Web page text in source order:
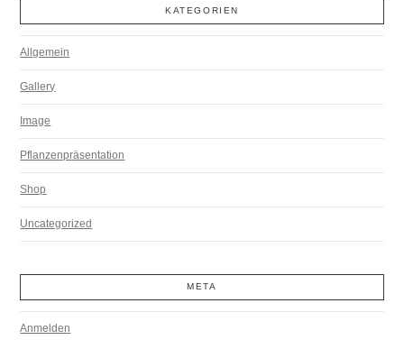
KATEGORIEN
Allgemein
Gallery
Image
Pflanzenpräsentation
Shop
Uncategorized
META
Anmelden